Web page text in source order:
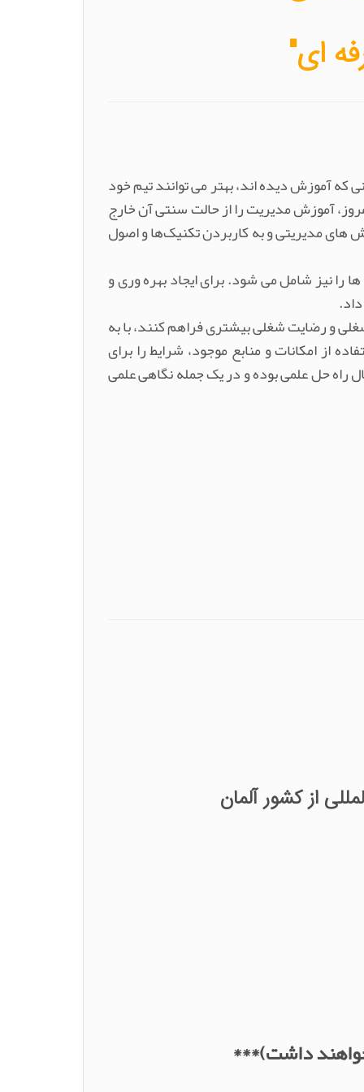
ای"
آموزش دیده اند، بهتر می توانند تیم خود
آموزش مدیریت را از حالت سنتی آن خارج
های مدیریتی و به کاربردن تکنیک‌ها و اصول
را نیز شامل می شود. برای ایجاد بهره وری و
و رضایت شغلی بیشتری فراهم کنند، با به
از امکانات و منابع موجود، شرایط را برای
راه حل علمی بوده و در یک جمله نگاهی علمی
خواهند داشت)***